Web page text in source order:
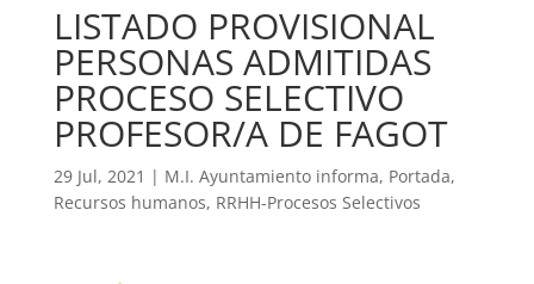
LISTADO PROVISIONAL
PERSONAS ADMITIDAS
PROCESO SELECTIVO
PROFESOR/A DE FAGOT
29 Jul, 2021 | M.I. Ayuntamiento informa, Portada,
Recursos humanos, RRHH-Procesos Selectivos